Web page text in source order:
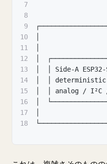
7
8
9
10
│
11
12
│
13
│  │ Side-A
14
│  │ deterministic
15
│  │ analog /
16
│
17
18